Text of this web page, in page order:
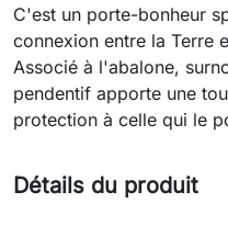
C'est un porte-bonheur
connexion entre la Terre
Associé à l'abalone,
pendentif apporte une
protection à celle qui le
Détails du produit